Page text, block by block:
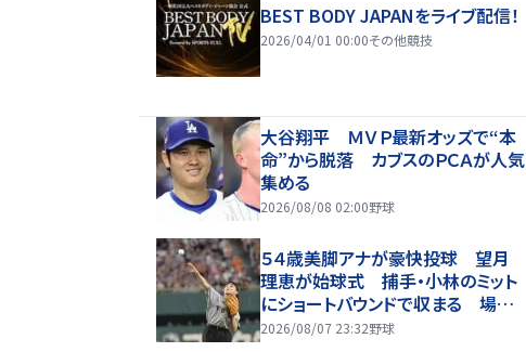
BEST BODY JAPANをライブ配信！
2026/04/01 00:00その他競技
大谷翔平 ＭＶＰ最新オッズで“本
命”から脱落 カブスのＰＣＡが人気
集める
2026/08/08 02:00野球
５４歳美脚アナが豪快投球 望月
理恵が始球式 捕手・小林のミット
にショートバウンドで収まる 場内
歓声
2026/08/07 23:32野球